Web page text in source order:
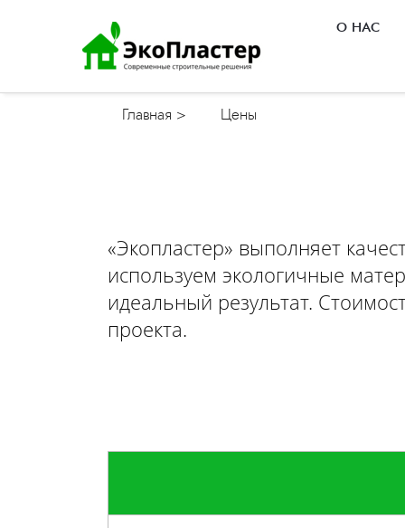
О НАС
Главная > Цены
«Экопластер» выполняет
используем экологичные
идеальный результат.
проекта.